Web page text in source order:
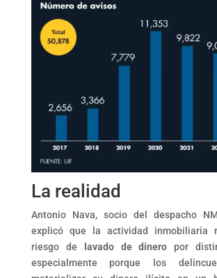
La realidad
Antonio Nava, socio del despacho
explicó que la actividad inmobiliaria
riesgo de
lavado de dinero por
especialmente porque los